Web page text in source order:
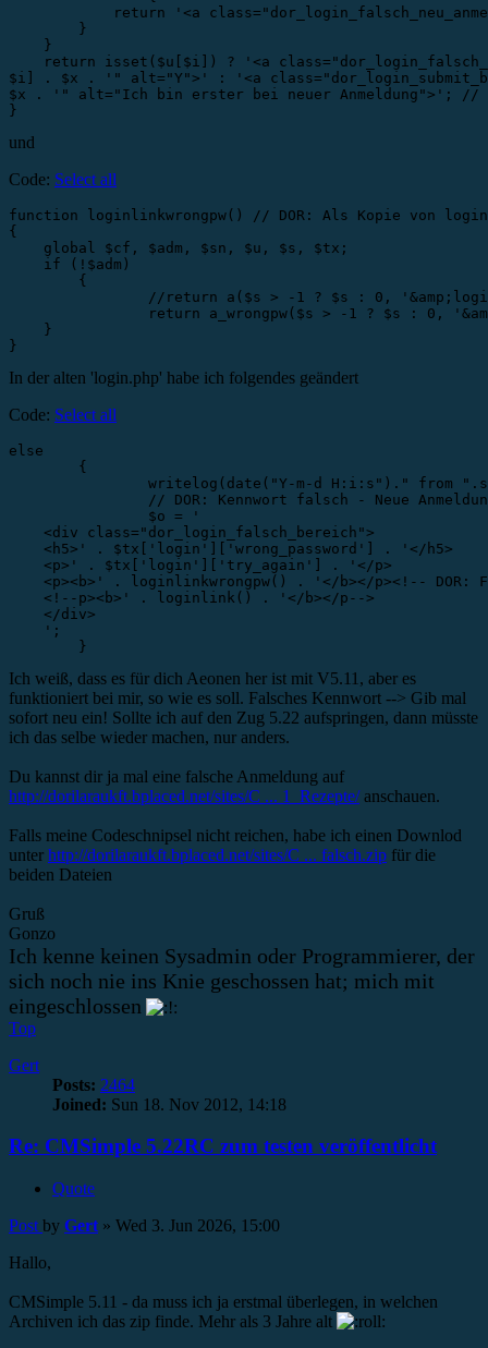
return '<a
        }
    }
return isset($u[$i]) ? '<a
$i] . $x . '" alt="Y">' : '<a
$x . '" alt="Ich bin erster bei neuer Anmeldung">'; //
}
und
Code: Select all
function loginlinkwrongpw() // DOR: Als Kopie von
{
    global $cf, $adm, $sn, $u, $s, $tx;
    if (!$adm)
    }
}
In der alten 'login.php' habe ich folgendes geändert
Code: Select all
else
    <div class="dor_login_falsch_bereich">
    <h5>' . $tx['login']['wrong_password'] . '</h5>
    <p>' . $tx['login']['try_again'] . '</p>
<p><b>' . loginlinkwrongpw() . '</b></p><!-- DOR:
    <!--p><b>' . loginlink() . '</b></p-->
    </div>
    ';
	}
Ich weiß, dass es für dich Aeonen her ist mit V5.11, aber es
funktioniert bei mir, so wie es soll. Falsches Kennwort --> Gib mal
sofort neu ein! Sollte ich auf den Zug 5.22 aufspringen, dann müsste
ich das selbe wieder machen, nur anders.
Du kannst dir ja mal eine falsche Anmeldung auf
http://dorilaraukft.bplaced.net/sites/C ... 1_Rezepte/anschauen.
Falls meine Codeschnipsel nicht reichen, habe ich einen Downlod
unter http://dorilaraukft.bplaced.net/sites/C ... falsch.zip für die
beiden Dateien
Gruß
Gonzo
Ich kenne keinen Sysadmin oder Programmierer, der
sich noch nie ins Knie geschossen hat; mich mit
eingeschlossen
Top
Gert
Posts: 2464
Joined: Sun 18. Nov 2012, 14:18
Re: CMSimple 5.22RC zum testen veröffentlicht
Quote
Post by Gert » Wed 3. Jun 2026, 15:00
Hallo,
CMSimple 5.11 - da muss ich ja erstmal überlegen, in welchen
Archiven ich das zip finde. Mehr als 3 Jahre alt